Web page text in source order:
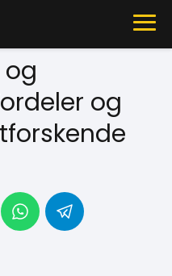
og